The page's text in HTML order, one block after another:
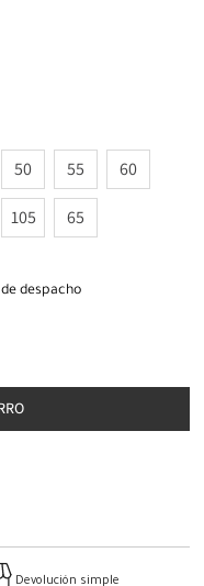
50 55 60
105 65
despacho
Devolución simple